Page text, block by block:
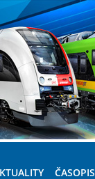
ČASOPIS